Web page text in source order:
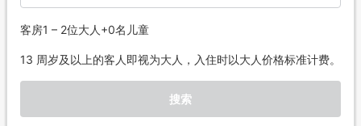
客房1 – 2位大人+0名儿童
13 周岁及以上的客人即视为大人，入住时以大人价格标准计费。
搜索